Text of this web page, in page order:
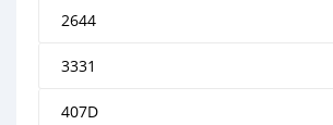
2644
3331
407D